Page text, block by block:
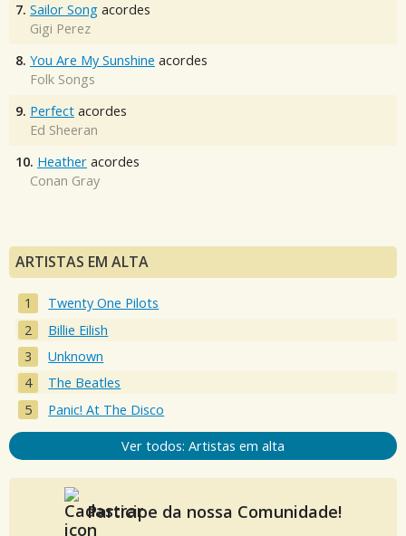
7. Sailor Song acordes
Gigi Perez
8. You Are My Sunshine acordes
Folk Songs
9. Perfect acordes
Ed Sheeran
10. Heather acordes
Conan Gray
ARTISTAS EM ALTA
Twenty One Pilots
Billie Eilish
Unknown
The Beatles
Panic! At The Disco
Ver todos: Artistas em alta
Participe da nossa Comunidade!